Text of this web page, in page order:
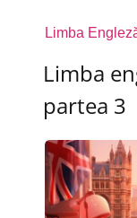
Limba
Limba
partea 3